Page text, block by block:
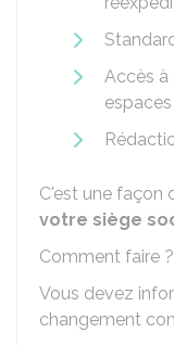
Accès à
C'est une façon
votre siège
Comment faire ?
Vous devez
changement